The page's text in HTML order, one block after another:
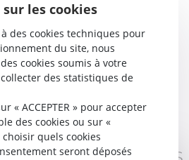
les cookies
des cookies techniques pour
du site, nous
cookies soumis à votre
des statistiques de
« ACCEPTER » pour accepter
des cookies ou sur «
choisir quels cookies
seront déposés